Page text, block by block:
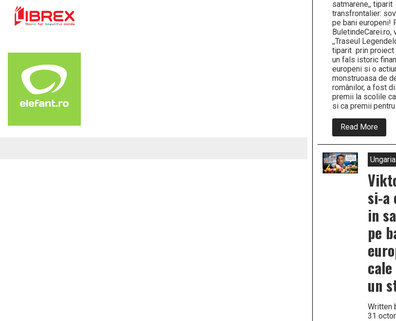
satmarene,,
transfrontalier:
pe bani europeni!
BuletindeCarei.ro,
,,Traseul
tiparit prin proiect
un fals istoric
europeni si o
monstruoasa de
românilor, a fost
premii la scolile
si ca premii
Read More
de
a
in
prin
bani
Ungaria
si-a
in
pe
un
Written
31